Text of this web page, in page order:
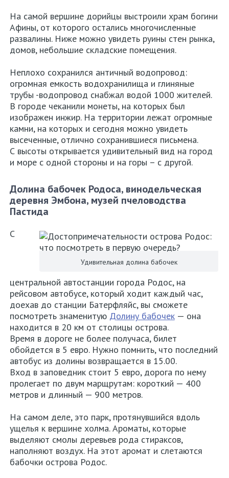
На самой вершине дорийцы выстроили храм богини
Афины, от которого остались многочисленные
развалины. Ниже можно увидеть руины стен рынка,
домов, небольшие складские помещения.
Неплохо сохранился античный водопровод:
огромная емкость водохранилища и глиняные
трубы -водопровод снабжал водой 1000 жителей.
В городе чеканили монеты, на которых был
изображен инжир. На территории лежат огромные
камни, на которых и сегодня можно увидеть
высеченные, отлично сохранившиеся письмена.
С высоты открывается удивительный вид на город
и море с одной стороны и на горы – с другой.
Долина бабочек Родоса, винодельческая
деревня Эмбона, музей пчеловодства
Пастида
Удивительная долина бабочек
С
центральной автостанции города Родос, на
рейсовом автобусе, который ходит каждый час,
доехав до станции Батерфляйс, вы сможете
посмотреть знаменитую Долину бабочек— она
находится в 20 км от столицы острова.
Время в дороге не более получаса, билет
обойдется в 5 евро. Нужно помнить, что последний
автобус из долины возвращается в 15.00.
Вход в заповедник стоит 5 евро, дорога по нему
пролегает по двум марщрутам: короткий — 400
метров и длинный — 900 метров.
На самом деле, это парк, протянувшийся вдоль
ущелья к вершине холма. Ароматы, которые
выделяют смолы деревьев рода стираксов,
наполняют воздух. На этот аромат и слетаются
бабочки острова Родос.